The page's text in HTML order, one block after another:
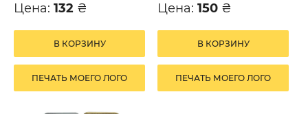
Цена: 132 ₴
В КОРЗИНУ
ПЕЧАТЬ МОЕГО ЛОГО
Цена: 150 ₴
В КОРЗИНУ
ПЕЧАТЬ МОЕГО ЛОГО